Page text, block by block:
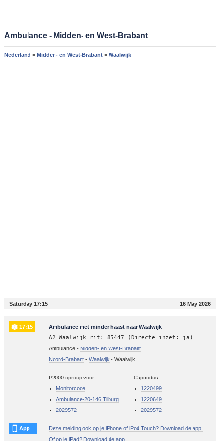
Ambulance - Midden- en West-Brabant
Nederland > Midden- en West-Brabant> Waalwijk
Saturday 17:15 16 May 2026
17:15 Ambulance met minder haast naar Waalwijk
A2 Waalwijk rit: 85447 (Directe inzet: ja)
Ambulance - Midden- en West-Brabant
Noord-Brabant- Waalwijk - Waalwijk
P2000 oproep voor:
Monitorcode
Ambulance-20-146 Tilburg
2029572
Capcodes:
1220499
1220649
2029572
App
Deze melding ook op je iPhone of iPod Touch? Download de app.
Of op je iPad? Download de app.